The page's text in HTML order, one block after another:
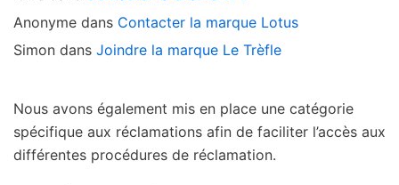
Anonyme dans Contacter la marque Lotus
Simon dans Joindre la marque Le Trèfle
Nous avons également mis en place une catégorie
spécifique aux réclamations afin de faciliter l’accès aux
différentes procédures de réclamation.